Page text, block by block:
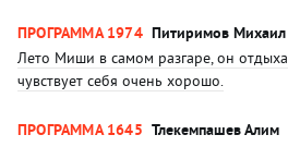
ПРОГРАММА 1974 Питиримов Михаил
Лето Миши в самом разгаре, он
чувствует себя очень хорошо.
ПРОГРАММА 1645 Тлекемпашев Алим